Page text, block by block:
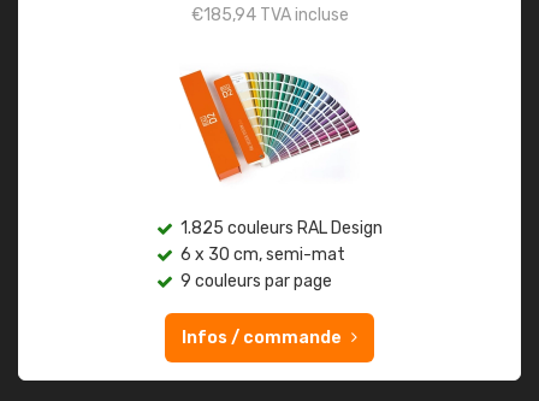
€185,94TVA incluse
1.825 couleurs RAL Design
6 x 30 cm, semi-mat
9 couleurs par page
Infos / commande